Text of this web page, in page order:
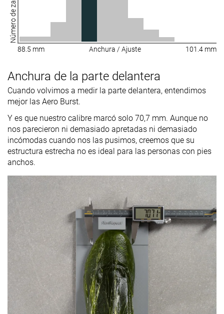
88.5 mm Anchura / Ajuste 101.4 mm
Anchura de la parte delantera
Cuando volvimos a medir la parte delantera, entendimos
mejor las Aero Burst.
Y es que nuestro calibre marcó solo 70,7 mm. Aunque no
nos parecieron ni demasiado apretadas ni demasiado
incómodas cuando nos las pusimos, creemos que su
estructura estrecha no es ideal para las personas con pies
anchos.